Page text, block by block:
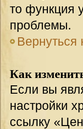
то функция
проблемы.
Вернуться
Как
Если вы
настройки
ссылку